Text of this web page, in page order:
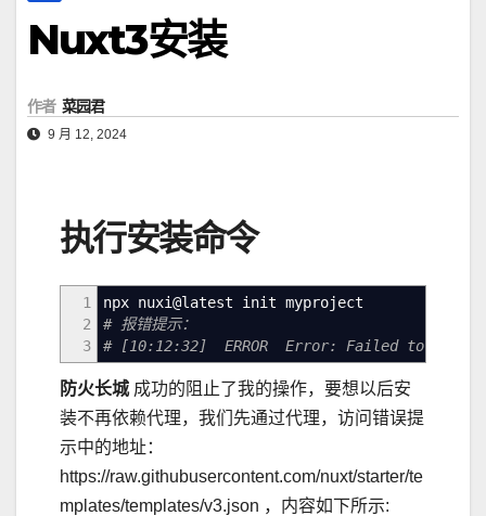
Nuxt3安装
作者 菜园君
9 月 12, 2024
执行安装命令
1
2
3
npx nuxi@latest init myproject
# 报错提示：
# [10:12:32] ERROR Error: Failed to
防火长城成功的阻止了我的操作，要想以后安
装不再依赖代理，我们先通过代理，访问错误提
示中的地址：
https://raw.githubusercontent.com/nuxt/starter/te
mplates/templates/v3.json ，内容如下所示: